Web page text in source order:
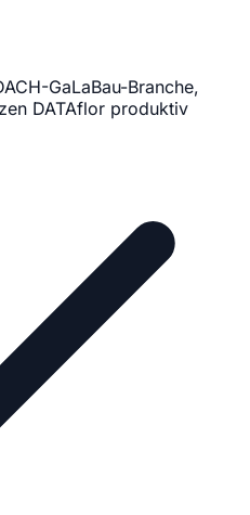
GaLaBau-Branche,
DATAflor produktiv